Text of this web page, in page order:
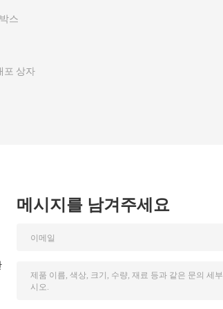
스
포 상자
메시지를 남겨주세요